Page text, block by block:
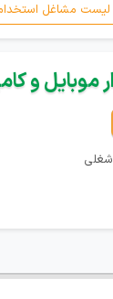
لیست مشاغل
موبایل و
شغلی